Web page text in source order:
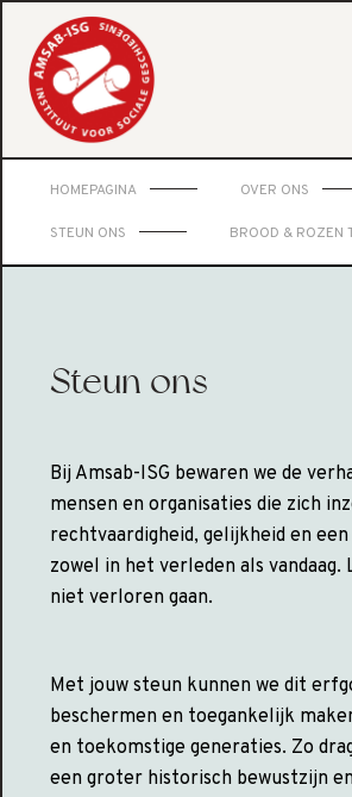
HOMEPAGINA OVER ONS
STEUN ONS BROOD & ROZEN
Steun ons
Bij Amsab-ISG bewaren we de
mensen en organisaties die zich
rechtvaardigheid, gelijkheid en
zowel in het verleden als vandaag.
niet verloren gaan.
Met jouw steun kunnen we dit
beschermen en toegankelijk
en toekomstige generaties. Zo
een groter historisch bewustzijn